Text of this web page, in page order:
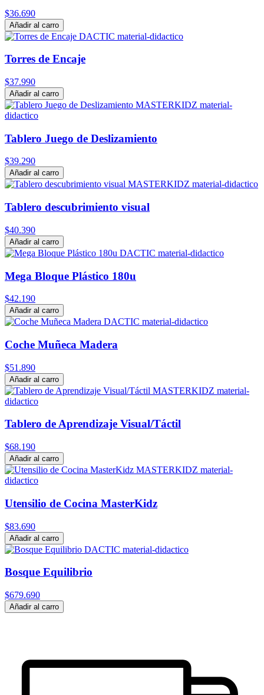
$36.690
Añadir al carro
Torres de Encaje
$37.990
Añadir al carro
Tablero Juego de Deslizamiento
$39.290
Añadir al carro
Tablero descubrimiento visual
$40.390
Añadir al carro
Mega Bloque Plástico 180u
$42.190
Añadir al carro
Coche Muñeca Madera
$51.890
Añadir al carro
Tablero de Aprendizaje Visual/Táctil
$68.190
Añadir al carro
Utensilio de Cocina MasterKidz
$83.690
Añadir al carro
Bosque Equilibrio
$679.690
Añadir al carro